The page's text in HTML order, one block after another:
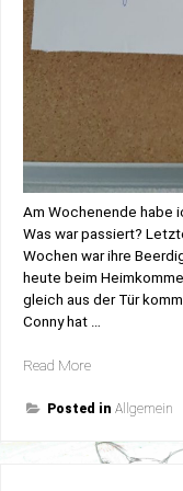
Am Wochenende habe
Was war passiert?
Wochen war ihre
heute beim
gleich aus der Tür
Conny hat …
Read More„Unfassbar;
für
Mensch
Posted in Allgemein